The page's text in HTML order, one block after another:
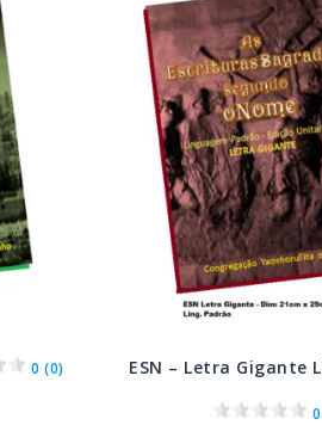
0 (0) ESN – Letra Gigante